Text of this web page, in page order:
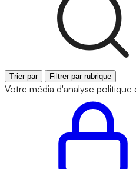
Trier par Filtrer par rubrique
Votre média d'analyse